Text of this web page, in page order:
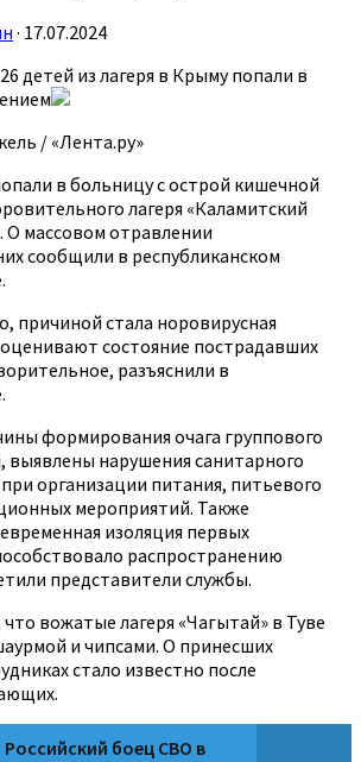
· 17.07.2024
детей из лагеря в Крыму попали в
/ «Лента.ру»
в больницу с острой кишечной
лагеря «Каламитский
О массовом отравлении
сообщили в республиканском
причиной стала норовирусная
состояние пострадавших
разъяснили в
формирования очага группового
выявлены нарушения санитарного
организации питания, питьевого
мероприятий. Также
изоляция первых
распространению
представители службы.
вожатые лагеря «Чагытай» в Туве
и чипсами. О принесших
стало известно после
Российский боец СВО в